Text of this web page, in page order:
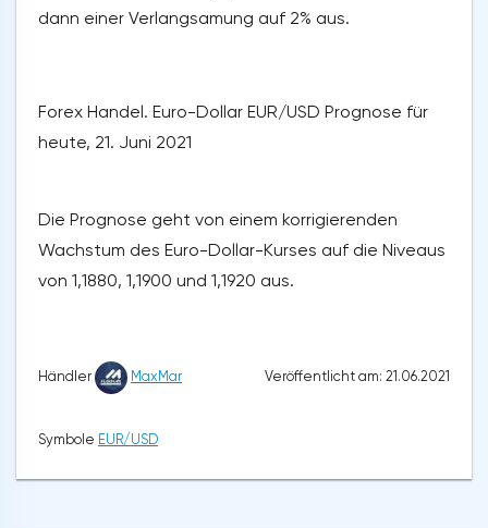
dann einer Verlangsamung auf 2% aus.
Forex Handel. Euro-Dollar EUR/USD Prognose für
heute, 21. Juni 2021
Die Prognose geht von einem korrigierenden
Wachstum des Euro-Dollar-Kurses auf die Niveaus
von 1,1880, 1,1900 und 1,1920 aus.
Händler MaxMar Veröffentlicht am: 21.06.2021
Symbole EUR/USD